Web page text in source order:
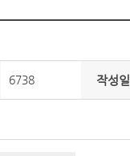
6738 작성일